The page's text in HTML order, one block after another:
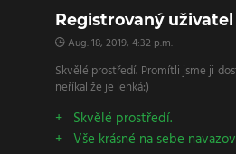
Registrovaný uživatel
Aug. 18, 2019, 4:32 p.m.
Skvělé prostředí. Promítli jsme ji
neříkal že je lehká:)
Skvělé prostředí.
Vše krásné na sebe